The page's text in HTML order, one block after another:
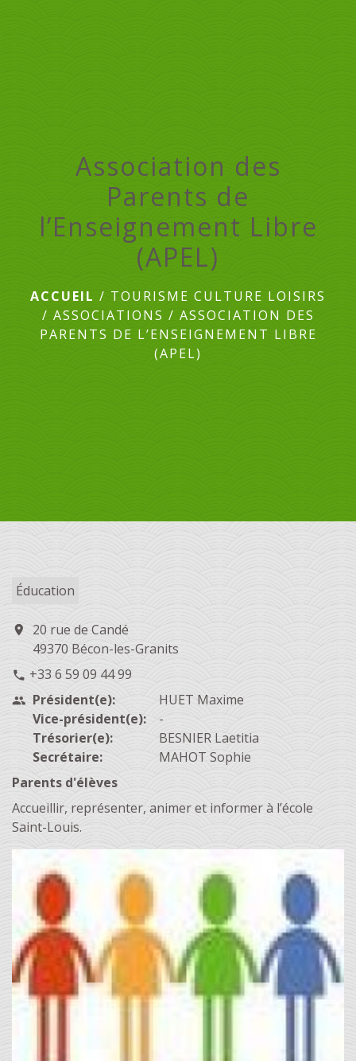
Association des
Parents de
l’Enseignement Libre
(APEL)
ACCUEIL / TOURISME CULTURE LOISIRS
/ ASSOCIATIONS / ASSOCIATION DES
PARENTS DE L’ENSEIGNEMENT LIBRE
(APEL)
Éducation
location_on
20 rue de Candé
49370 Bécon-les-Granits
phone +33 6 59 09 44 99
people Président(e):
Vice-président(e):
Trésorier(e):
Secrétaire:
HUET Maxime
-
BESNIER Laetitia
MAHOT Sophie
Parents d'élèves
Accueillir, représenter, animer et informer à l’école
Saint-Louis.